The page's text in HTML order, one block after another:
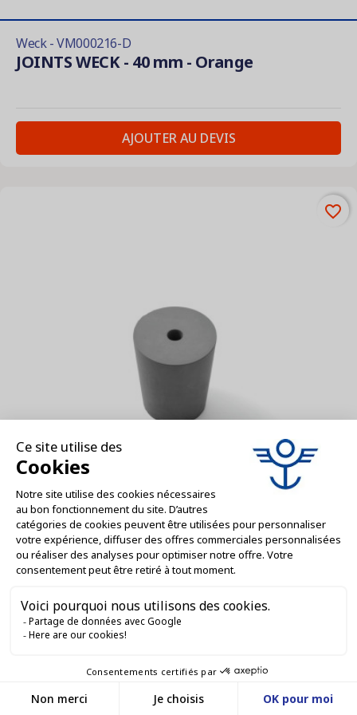
Weck - VM000216-D
JOINTS WECK - 40 mm - Orange
AJOUTER AU DEVIS
Presse étwist offupe poursonde à coeur
favorite_border